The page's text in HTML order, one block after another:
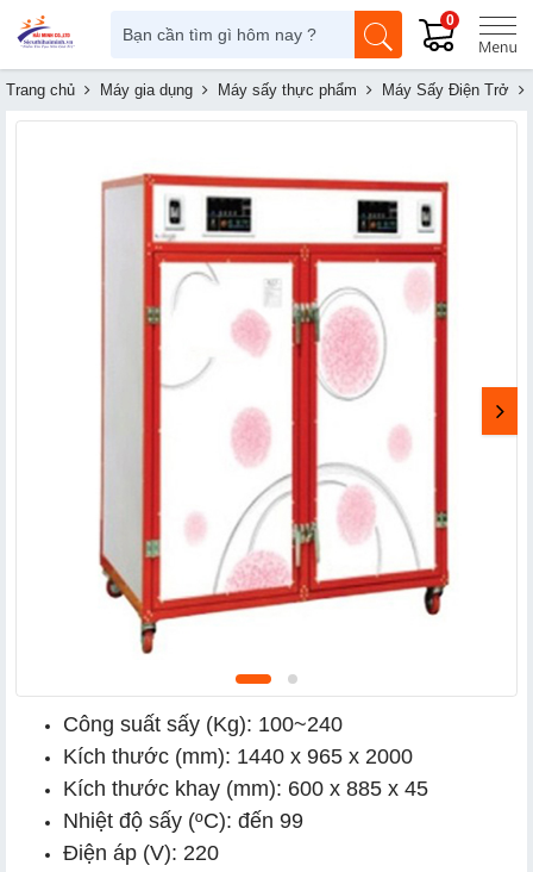
0
Trang chủ Máy gia dụng Máy sấy thực phẩm Máy Sấy Điện Trở
Công suất sấy (Kg): 100~240
Kích thước (mm): 1440 x 965 x 2000
Kích thước khay (mm): 600 x 885 x 45
Nhiệt độ sấy (ºC): đến 99
Điện áp (V): 220